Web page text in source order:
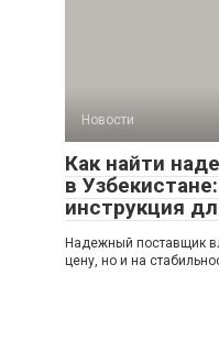
Новости
Как найти
в
инструкция
Надежный поставщик
цену, но и на